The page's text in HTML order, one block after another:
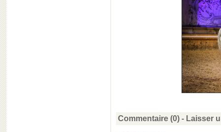
Commentaire (0) - Laisser